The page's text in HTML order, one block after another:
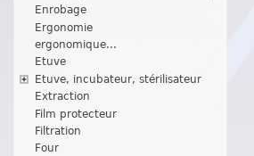
Enrobage
Ergonomie
ergonomique...
Etuve
Etuve, incubateur, stérilisateur
Extraction
Film protecteur
Filtration
Four